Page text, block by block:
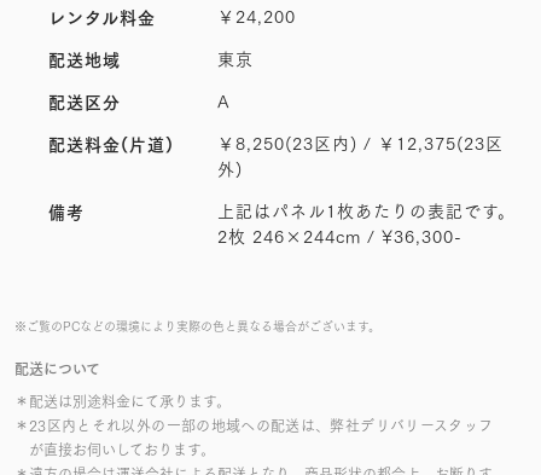
※ご覧のPCなどの環境により実際の色と異なる場合がございます。
配送について
＊配送は別途料金にて承ります。
＊23区内とそれ以外の一部の地域への配送は、弊社デリバリースタッフ
が直接お伺いしております。
レンタル料金 ￥24,200
配送地域 東京
配送区分 A
配送料金(片道)
￥8,250(23区内) / ￥12,375(23区
外)
備考
上記はパネル1枚あたりの表記です。
2枚 246×244cm / ¥36,300-